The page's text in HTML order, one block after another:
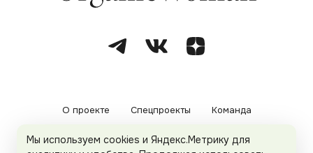
О проекте Спецпроекты Команда
Рекламодателям Политика конфиденциальности
Мы используем cookies и Яндекс.Метрику для